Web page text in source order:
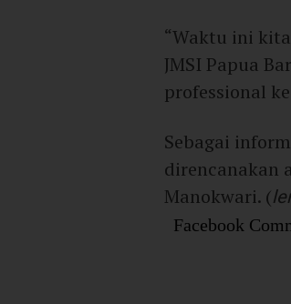
“Waktu ini
JMSI Papua
professional
Sebagai
direncanakan
Manokwari. (
Facebook